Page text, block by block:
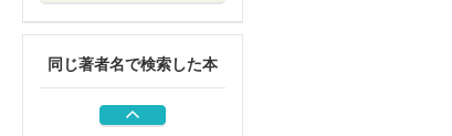
同じ著者名で検索した本
朝日新聞出版
訳あり伯爵様と契
約結婚したら、...
ＫＡＤＯＫＡＷＡ